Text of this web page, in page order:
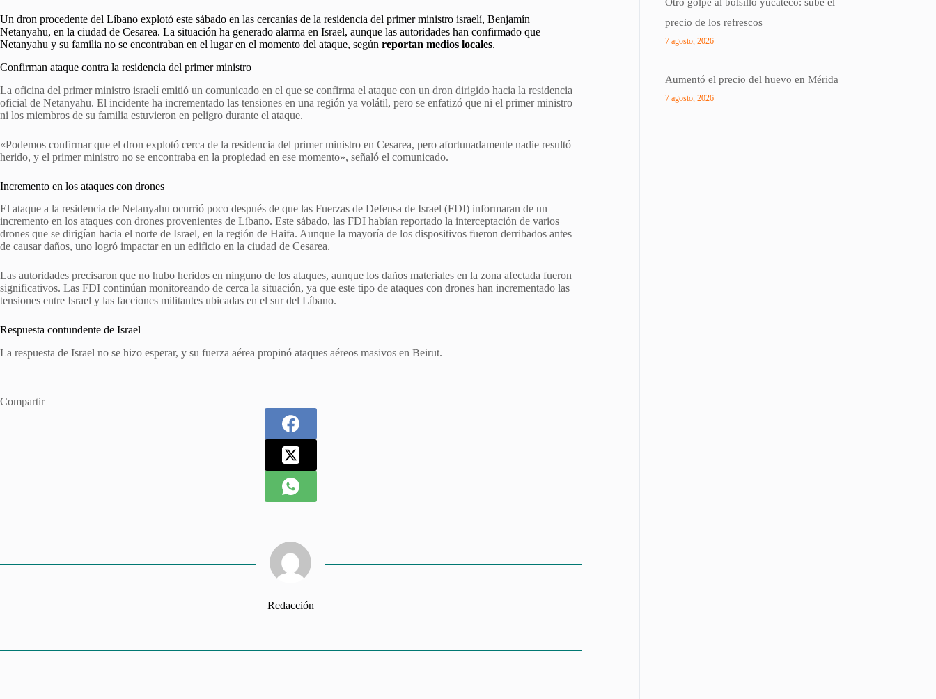
Un dron procedente del Líbano explotó este sábado en las cercanías de la residencia del primer ministro israelí, Benjamín
Netanyahu, en la ciudad de Cesarea. La situación ha generado alarma en Israel, aunque las autoridades han confirmado que
Netanyahu y su familia no se encontraban en el lugar en el momento del ataque, según reportan medios locales.
Confirman ataque contra la residencia del primer ministro
La oficina del primer ministro israelí emitió un comunicado en el que se confirma el ataque con un dron dirigido hacia la residencia
oficial de Netanyahu. El incidente ha incrementado las tensiones en una región ya volátil, pero se enfatizó que ni el primer ministro
ni los miembros de su familia estuvieron en peligro durante el ataque.
«Podemos confirmar que el dron explotó cerca de la residencia del primer ministro en Cesarea, pero afortunadamente nadie resultó
herido, y el primer ministro no se encontraba en la propiedad en ese momento», señaló el comunicado.
Incremento en los ataques con drones
El ataque a la residencia de Netanyahu ocurrió poco después de que las Fuerzas de Defensa de Israel (FDI) informaran de un
incremento en los ataques con drones provenientes de Líbano. Este sábado, las FDI habían reportado la interceptación de varios
drones que se dirigían hacia el norte de Israel, en la región de Haifa. Aunque la mayoría de los dispositivos fueron derribados antes
de causar daños, uno logró impactar en un edificio en la ciudad de Cesarea.
Las autoridades precisaron que no hubo heridos en ninguno de los ataques, aunque los daños materiales en la zona afectada fueron
significativos. Las FDI continúan monitoreando de cerca la situación, ya que este tipo de ataques con drones han incrementado las
tensiones entre Israel y las facciones militantes ubicadas en el sur del Líbano.
Respuesta contundente de Israel
La respuesta de Israel no se hizo esperar, y su fuerza aérea propinó ataques aéreos masivos en Beirut.
Compartir
Redacción
Otro golpe al bolsillo yucateco: sube el
precio de los refrescos
7 agosto, 2026
Aumentó el precio del huevo en Mérida
7 agosto, 2026